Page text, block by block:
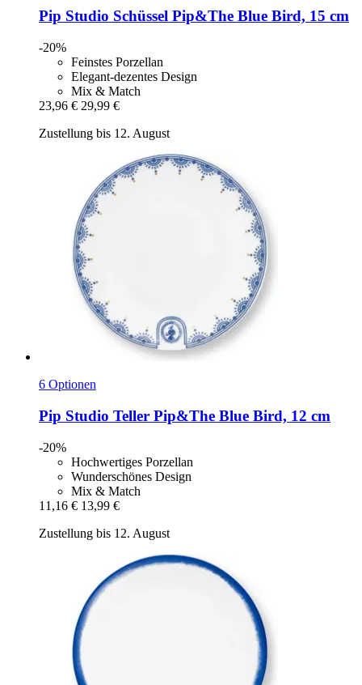
Pip Studio Schüssel Pip&The Blue Bird, 15 cm
-20%
Feinstes Porzellan
Elegant-dezentes Design
Mix & Match
23,96 € 29,99 €
Zustellung bis 12. August
6 Optionen
Pip Studio Teller Pip&The Blue Bird, 12 cm
-20%
Hochwertiges Porzellan
Wunderschönes Design
Mix & Match
11,16 € 13,99 €
Zustellung bis 12. August